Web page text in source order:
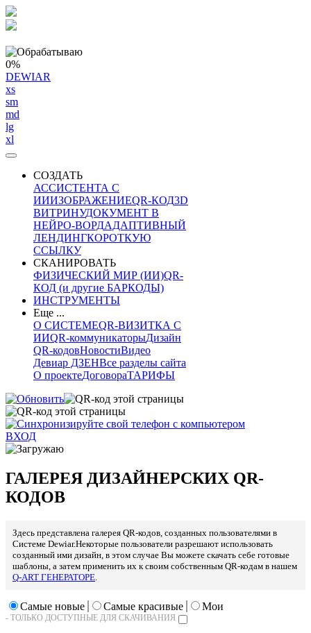
0%
DEWIAR
xs
sm
md
lg
xl
СОЗДАТЬ
АССИСТЕНТА С
ИИИЗОБРАЖЕНИЕQR-КОД3D
ВИТРИНУДОКУМЕНТ В
НЕЙРО-ВОРДАДАПТИВНЫЙ
ЛЕНДИНГКОРОТКУЮ
ССЫЛКУ
СКАНИРОВАТЬ
ФИЗИЧЕСКИЙ МИР (ИИ)QR-
КОД (и другие БАРКОДЫ)
ИНСТРУМЕНТЫ
Еще ...
О СИСТЕМЕQR-ВИЗИТКА С
ИИQR-коммуникаторыДизайн
QR-кодовНовостиВидео
Девиар ДЗЕНВсе разделы сайта
О проектеДоговораТАРИФЫ
ВХОД
ГАЛЕРЕЯ ДИЗАЙНЕРСКИХ QR-
КОДОВ
Здесь представлена галерея QR-кодов, созданных пользователями в
Системе Dewiar.Некоторые пользователи разрешают использовать
созданный ими дизайн, в этом случае Вы можете скачать себе готовые
шаблоны, а затем применить их к своим собственным QR-кодам в нашем
Q-ART ГЕНЕРАТОРЕ
Самые новые Самые красивые Мои
- ТОЛЬКО ДОСТУПНЫЕ ДЛЯ СКАЧИВАНИЯ